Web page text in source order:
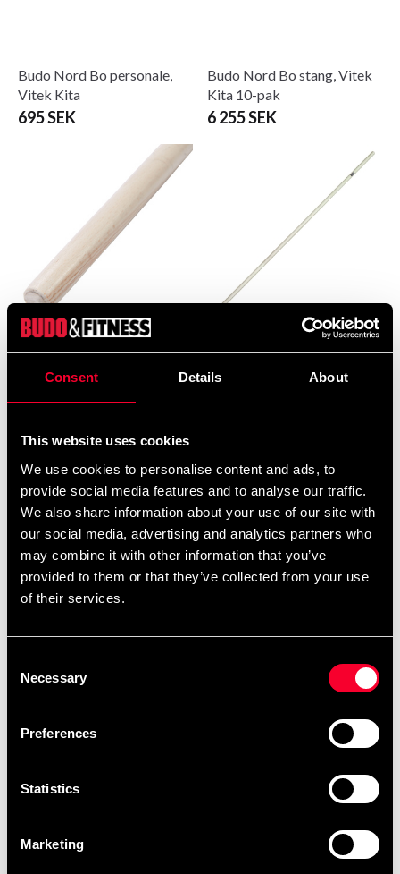
Consent Details About
This website uses cookies
We use cookies to personalise content and ads, to
provide social media features and to analyse our traffic.
We also share information about your use of our site with
our social media, advertising and analytics partners who
may combine it with other information that you’ve
provided to them or that they’ve collected from your use
of their services.
Selection
Necessary
Preferences
Statistics
Marketing
Budo Nord Bo personale,
Vitek Kita
695 SEK
Budo Nord Bo stang, Vitek
Kita 10-pak
6 255 SEK
Budo-Nord Bo Stav
Standard bog
445 SEK
Budo-Nord Bo Stav Vitek
Hvid Voks
525 SEK
Budo-Nord Bo stang
152cm 10-pak
152cm